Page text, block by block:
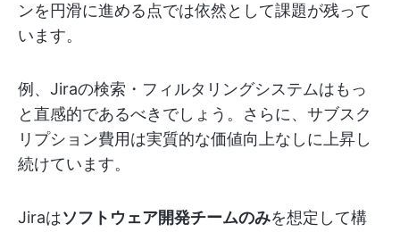
ンを円滑に進める点では依然として課題が残って
います。
例、Jiraの検索・フィルタリングシステムはもっ
と直感的であるべきでしょう。さらに、サブスク
リプション費用は実質的な価値向上なしに上昇し
続けています。
Jiraはソフトウェア開発チームのみを想定して構